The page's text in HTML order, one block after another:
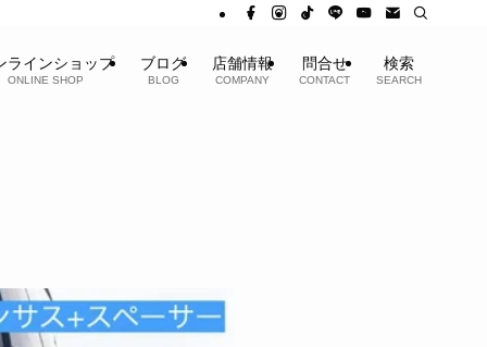
ラインショップ
ONLINE SHOP
ブログ
BLOG
店舗情報
COMPANY
問合せ
CONTACT
検索
SEARCH